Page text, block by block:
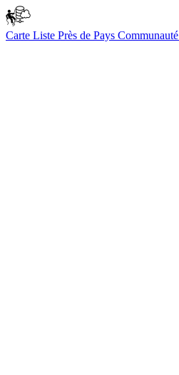
Carte Liste Près de Pays Communauté